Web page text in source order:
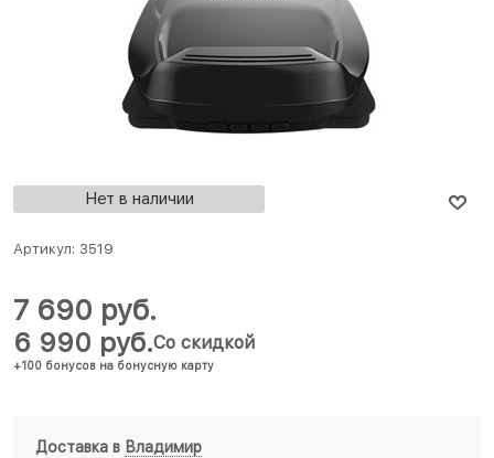
Нет в наличии
Артикул: 3519
6 990 руб.
+100 бонусов на бонусную карту
Со скидкой
7 690 руб.
Доставка в Владимир